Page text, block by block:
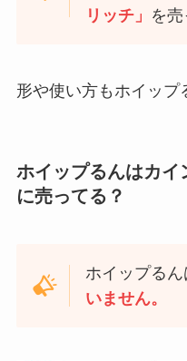
リッチ」 を売
形や使い方もホイップ
ホイップるんはカイ
に売ってる？
ホイップるん
いません。